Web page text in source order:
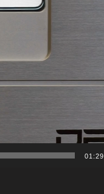
01:29